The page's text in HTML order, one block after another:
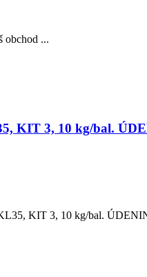
obchod ...
KIT 3, 10 kg/bal.
KIT 3, 10 kg/bal.